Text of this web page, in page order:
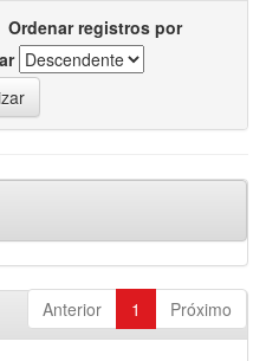
Ordenar registros por
Anterior 1 Próximo